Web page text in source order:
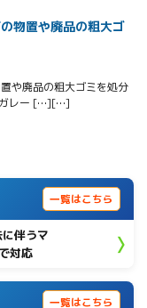
物置や廃品の粗大ゴ
や廃品の粗大ゴミを処分
ガレー […][…]
一覧はこちら
伴うマ
対応
一覧はこちら